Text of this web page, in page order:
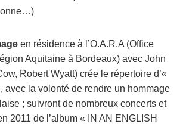
en résidence à l’O.A.R.A (Office
Aquitaine à Bordeaux) avec John
Robert Wyatt) crée le répertoire d’«
avec la volonté de rendre un hommage
; suivront de nombreux concerts et
2011 de l’album « IN AN ENGLISH